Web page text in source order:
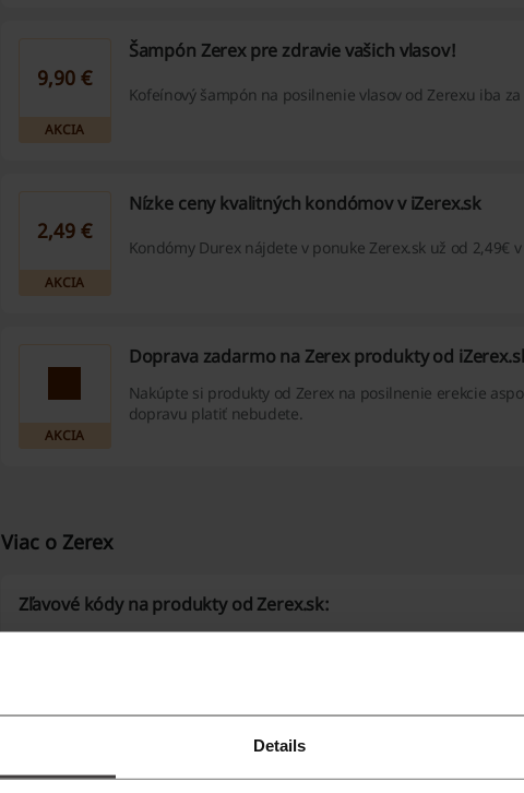
Details
9,90 €
AKCIA
Šampón Zerex pre zdravie vašich vlasov!
Kofeínový šampón na posilnenie vlasov od Zerexu iba za
2,49 €
AKCIA
Nízke ceny kvalitných kondómov v iZerex.sk
Kondómy Durex nájdete v ponuke Zerex.sk už od 2,49€ v
AKCIA
Doprava zadarmo na Zerex produkty od
Nakúpte si produkty od Zerex na posilnenie erekcie
dopravu platiť nebudete.
Viac o Zerex
Zľavové kódy na produkty od Zerex.sk: